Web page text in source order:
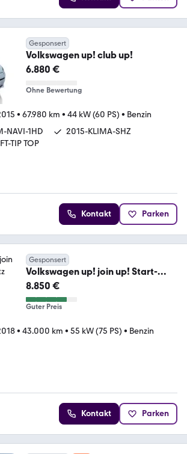
Gesponsert
Volkswagen up! club up!
6.880 €
Ohne Bewertung
• 67.980 km • 44 kW (60 PS) • Benzin
NAVI-1HD
2015-KLIMA-SHZ
TIP TOP
Kontakt Parken
Gesponsert
Volkswagen up! join up! Start-
Stopp*Sitz Heizung*
8.850 €
Guter Preis
• 43.000 km • 55 kW (75 PS) • Benzin
Kontakt Parken